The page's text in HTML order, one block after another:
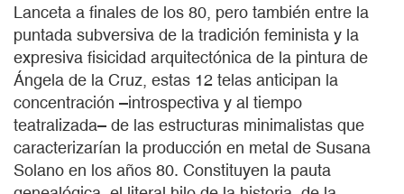
Lanceta a finales de los 80, pero también entre la
puntada subversiva de la tradición feminista y la
expresiva fisicidad arquitectónica de la pintura de
Ángela de la Cruz, estas 12 telas anticipan la
concentración –introspectiva y al tiempo
teatralizada– de las estructuras minimalistas que
caracterizarían la producción en metal de Susana
Solano en los años 80. Constituyen la pauta